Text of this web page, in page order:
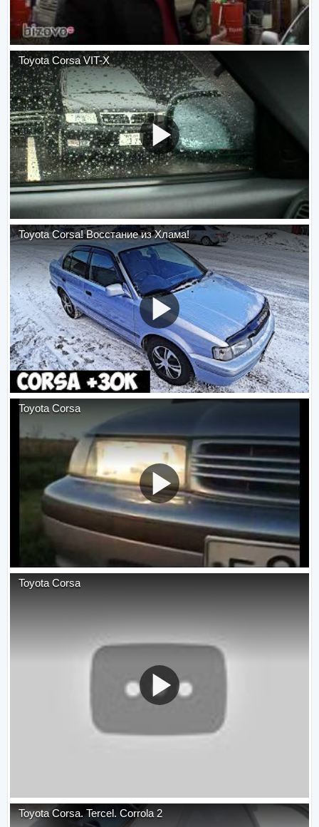
Toyota Corsa VIT-X
Toyota Corsa! Восстание из Хлама!
Toyota Corsa
Toyota Corsa
Toyota Corsa. Tercel. Corrola 2